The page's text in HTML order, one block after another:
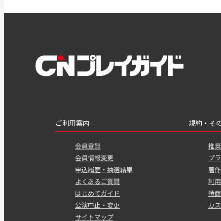
ご利用案内
会員登録
会員情報変更
申込履歴・抽選結果
よくあるご質問
はじめてガイド
公演中止・変更
サイトマップ
規約・そ
推
プ
著
利
特
カ